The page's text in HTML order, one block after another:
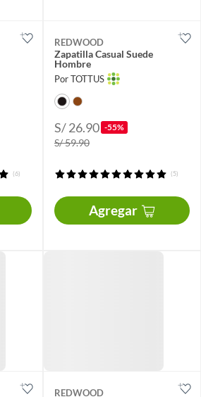
(6)
REDWOOD
Zapatilla Casual Suede
Hombre
Por TOTTUS
S/ 26.90 -55%
S/ 59.90
(5)
Agregar
REDWOOD